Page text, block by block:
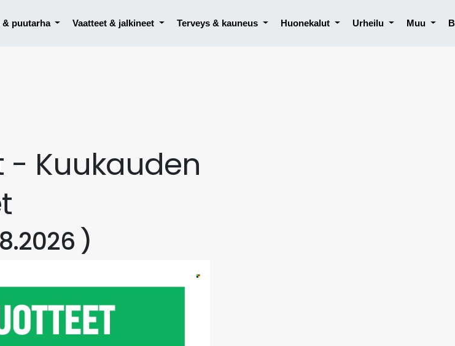
& puutarha Vaatteet & jalkineet Terveys & kauneus Huonekalut Urheilu Muu
- Kuukauden
)